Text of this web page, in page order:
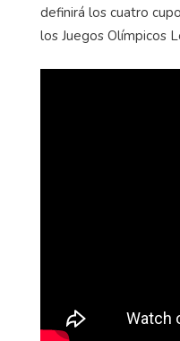
definirá los cuatro
los Juegos Olímpicos